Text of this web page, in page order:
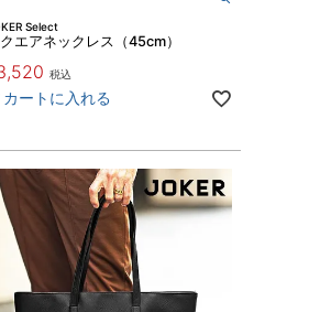
Select
エアネックレス（45cm）
税込
カートに入れる